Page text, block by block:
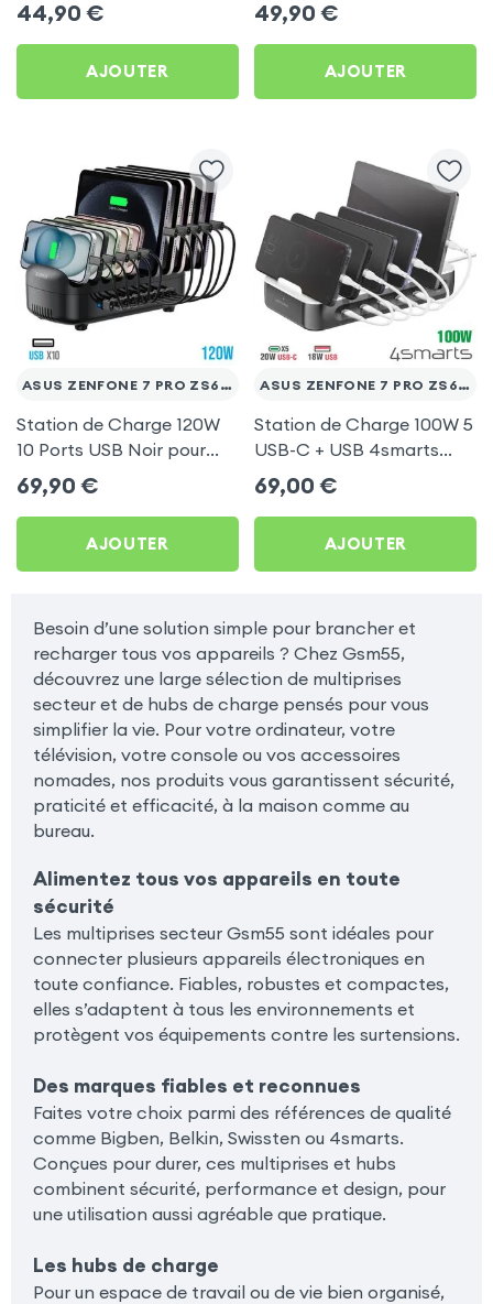
44,90 €
AJOUTER
49,90 €
AJOUTER
ASUS ZENFONE 7 PRO ZS671KS
Station de Charge 120W
10 Ports USB Noir pour
Asus Zenfone 7 Pro
ZS671KS
69,90 €
AJOUTER
ASUS ZENFONE 7 PRO ZS671KS
Station de Charge 100W 5
USB-C + USB 4smarts
pour Asus Zenfone 7 Pro
ZS671KS
69,00 €
AJOUTER
Besoin d’une solution simple pour brancher et
recharger tous vos appareils ? Chez Gsm55,
découvrez une large sélection de multiprises
secteur et de hubs de charge pensés pour vous
simplifier la vie. Pour votre ordinateur, votre
télévision, votre console ou vos accessoires
nomades, nos produits vous garantissent sécurité,
praticité et efficacité, à la maison comme au
bureau.
Alimentez tous vos appareils en toute
sécurité
Les multiprises secteur Gsm55 sont idéales pour
connecter plusieurs appareils électroniques en
toute confiance. Fiables, robustes et compactes,
elles s’adaptent à tous les environnements et
protègent vos équipements contre les surtensions.
Des marques fiables et reconnues
Faites votre choix parmi des références de qualité
comme Bigben, Belkin, Swissten ou 4smarts.
Conçues pour durer, ces multiprises et hubs
combinent sécurité, performance et design, pour
une utilisation aussi agréable que pratique.
Les hubs de charge
Pour un espace de travail ou de vie bien organisé,